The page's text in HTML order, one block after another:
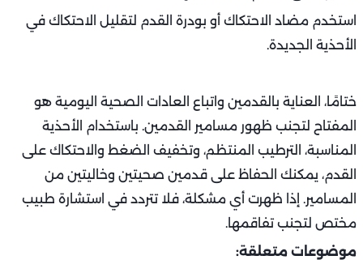
استخدم مضاد الاحتكاك أو بودرة القدم لتقليل الاحتكاك في
الأحذية الجديدة.
ختامًا، العناية بالقدمين واتباع العادات الصحية اليومية هو
المفتاح لتجنب ظهور مسامير القدمين. باستخدام الأحذية
المناسبة، الترطيب المنتظم، وتخفيف الضغط والاحتكاك على
القدم، يمكنك الحفاظ على قدمين صحيتين وخاليتين من
المسامير. إذا ظهرت أي مشكلة، فلا تتردد في استشارة طبيب
مختص لتجنب تفاقمها.
موضوعات متعلقة: